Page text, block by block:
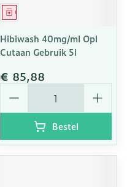
Geneesmiddel
Hibiwash 40mg/ml Opl
Cutaan Gebruik 5l
€ 85,88
Aantal
Bestel